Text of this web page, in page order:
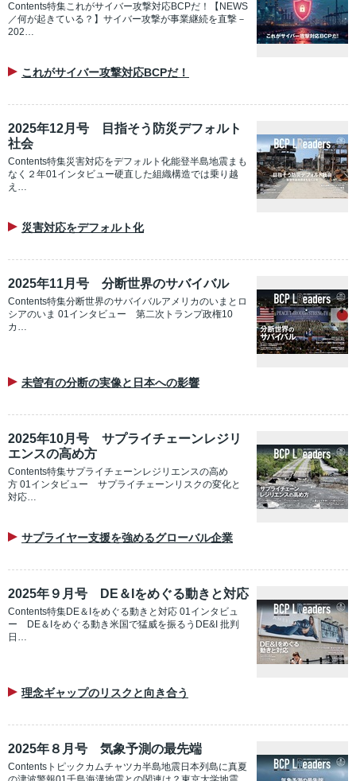
Contents特集これがサイバー攻撃対応BCPだ！【NEWS
／何が起きている？】サイバー攻撃が事業継続を直撃－
202…
これがサイバー攻撃対応BCPだ！
2025年12月号 目指そう防災デフォルト
社会
Contents特集災害対応をデフォルト化能登半島地震まも
なく２年01インタビュー硬直した組織構造では乗り越
え…
災害対応をデフォルト化
2025年11月号 分断世界のサバイバル
Contents特集分断世界のサバイバルアメリカのいまとロ
シアのいま 01インタビュー 第二次トランプ政権10
カ…
未曽有の分断の実像と日本への影響
2025年10月号 サプライチェーンレジリ
エンスの高め方
Contents特集サプライチェーンレジリエンスの高め
方 01インタビュー サプライチェーンリスクの変化と
対応…
サプライヤー支援を強めるグローバル企業
2025年９月号 DE＆Iをめぐる動きと対応
Contents特集DE＆Iをめぐる動きと対応 01インタビュ
ー DE＆Iをめぐる動き米国で猛威を振るうDE&I 批判
日…
理念ギャップのリスクと向き合う
2025年８月号 気象予測の最先端
Contentsトピックカムチャツカ半島地震日本列島に真夏